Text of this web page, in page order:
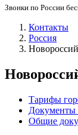
Звонки по России
Контакты
Россия
Тарифы
Документы
Общие